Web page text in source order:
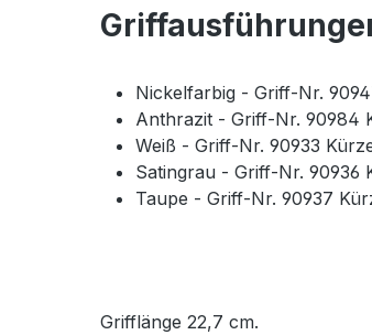
Nickelfarbig - Griff-Nr.
Anthrazit - Griff-Nr. 90984
Weiß - Griff-Nr. 90933
Satingrau - Griff-Nr. 90936
Taupe - Griff-Nr. 90937
Grifflänge 22,7 cm.